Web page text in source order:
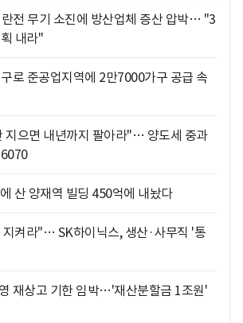
전 무기 소진에 방산업체 증산 압박… "3
내라"
로 준공업지역에 2만7000가구 공급 속
지으면 내년까지 팔아라"… 양도세 중과
산 양재역 빌딩 450억에 내놨다
지켜라"… SK하이닉스, 생산·사무직 '통
재상고 기한 임박…'재산분할금 1조원'